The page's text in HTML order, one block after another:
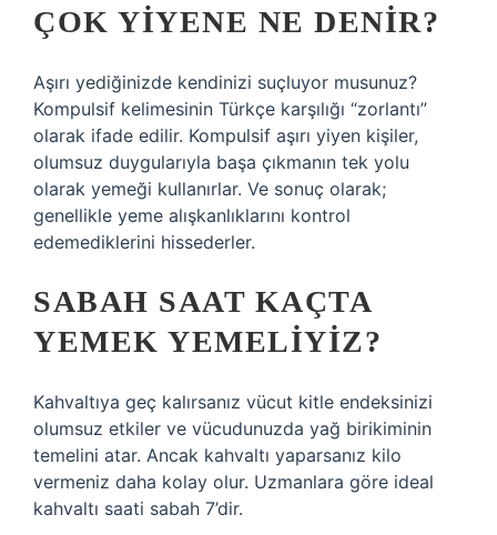
ÇOK YIYENE NE DENIR?
Aşırı yediğinizde kendinizi suçluyor musunuz?
Kompulsif kelimesinin Türkçe karşılığı “zorlantı”
olarak ifade edilir. Kompulsif aşırı yiyen kişiler,
olumsuz duygularıyla başa çıkmanın tek yolu
olarak yemeği kullanırlar. Ve sonuç olarak;
genellikle yeme alışkanlıklarını kontrol
edemediklerini hissederler.
SABAH SAAT KAÇTA
YEMEK YEMELIYIZ?
Kahvaltıya geç kalırsanız vücut kitle endeksinizi
olumsuz etkiler ve vücudunuzda yağ birikiminin
temelini atar. Ancak kahvaltı yaparsanız kilo
vermeniz daha kolay olur. Uzmanlara göre ideal
kahvaltı saati sabah 7’dir.